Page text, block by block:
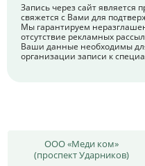
Запись через сайт является
свяжется с Вами для
Мы гарантируем
отсутствие рекламных
Ваши данные необходимы
организации записи к
ООО «Меди ком»
(проспект Ударников)